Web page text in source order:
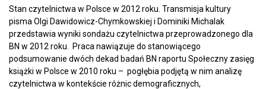
Stan czytelnictwa w Polsce w 2012 roku. Transmisja kultury
pisma Olgi Dawidowicz-Chymkowskiej i Dominiki Michalak
przedstawia wyniki sondażu czytelnictwa przeprowadzonego dla
BN w 2012 roku. Praca nawiązuje do stanowiącego
podsumowanie dwóch dekad badań BN raportu Społeczny zasięg
książki w Polsce w 2010 roku – pogłębia podjętą w nim analizę
czytelnictwa w kontekście różnic demograficznych,